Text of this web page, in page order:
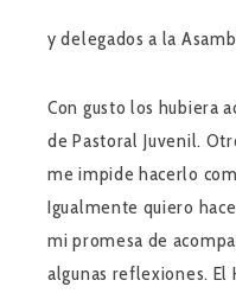
y delegados a la
Con gusto los hubiera
de Pastoral Juvenil.
me impide hacerlo
Igualmente quiero
mi promesa de
algunas reflexiones. El